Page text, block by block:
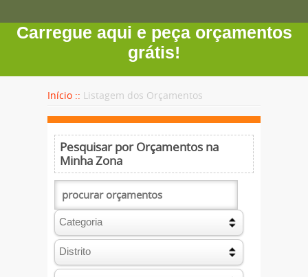
Carregue aqui e peça orçamentos
grátis!
Início :: Listagem dos Orçamentos
Pesquisar por Orçamentos na
Minha Zona